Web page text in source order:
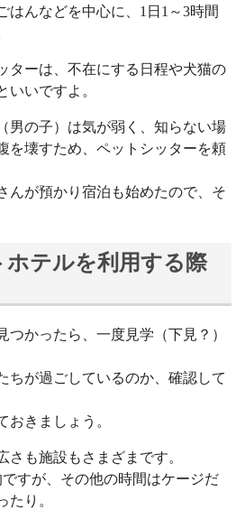
はんなどを中心に、1日1～3時間
ターは、不在にする日程や犬猫の
いいですよ。
男の子）は気が弱く、知らない場
を壊すため、ペットシッターを頼
んが預かり宿泊も始めたので、そ
テルを利用する際
つかったら、一度見学（下見？）
ちが過ごしているのか、確認して
おきましょう。
も施設もさまざまです。
すが、その他の時間はケージだ
たり。